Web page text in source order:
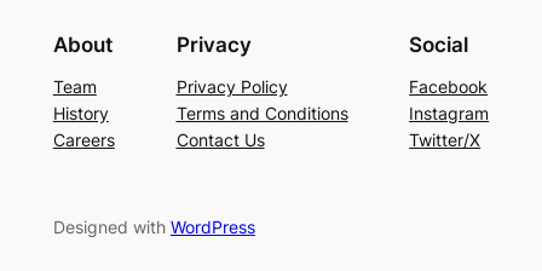
About
Team
History
Careers
Privacy
Privacy Policy
Terms and Conditions
Contact Us
Social
Facebook
Instagram
Twitter/X
Designed with WordPress